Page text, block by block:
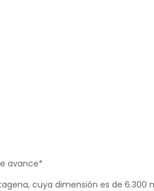
avance*
cuya dimensión es de 6.300